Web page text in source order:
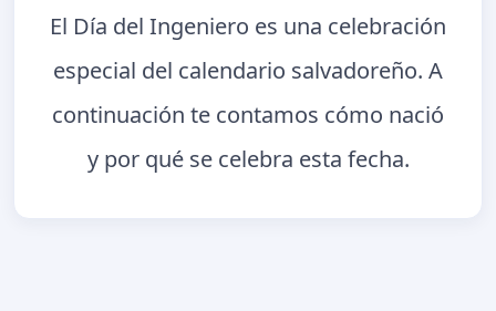
El Día del Ingeniero es una celebración
especial del calendario salvadoreño. A
continuación te contamos cómo nació
y por qué se celebra esta fecha.